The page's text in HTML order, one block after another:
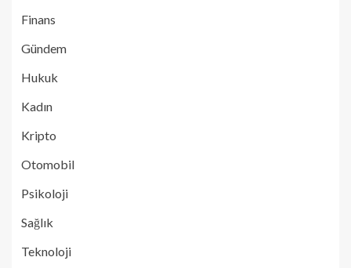
Finans
Gündem
Hukuk
Kadın
Kripto
Otomobil
Psikoloji
Sağlık
Teknoloji